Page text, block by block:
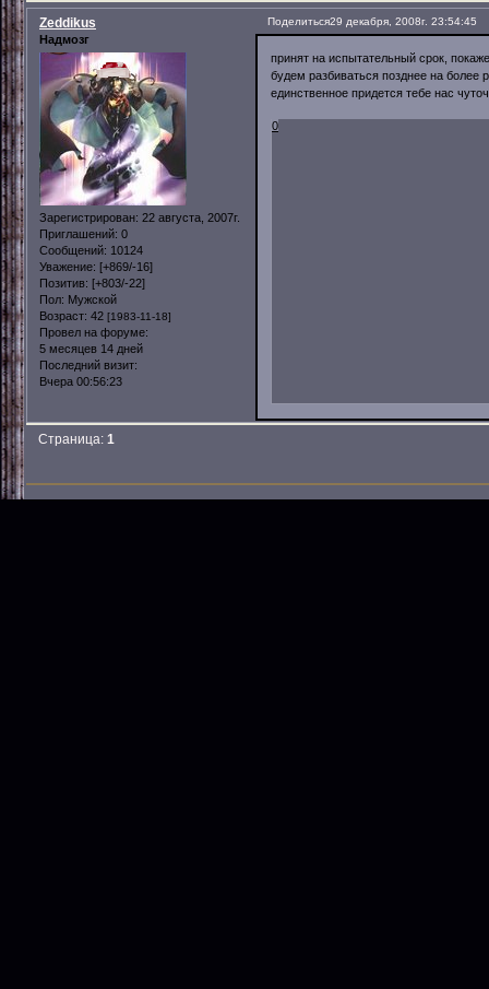
Поделиться29 декабря, 2008г. 23:54:45
Zeddikus
Надмозг
Зарегистрирован: 22 августа, 2007г.
Приглашений: 0
Сообщений: 10124
Уважение: [+869/-16]
Позитив: [+803/-22]
Пол: Мужской
Возраст: 42 [1983-11-18]
Провел на форуме:
5 месяцев 14 дней
Последний визит:
Вчера 00:56:23
принят на испытательный срок,
будем разбиваться позднее на более
единственное придется тебе нас
0
Страница:1